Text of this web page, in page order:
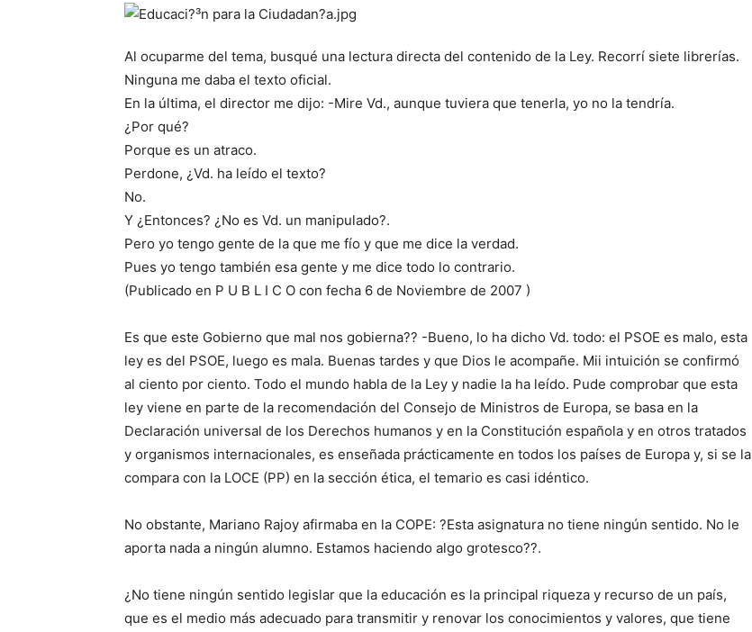
Al ocuparme del tema, busqué una lectura directa del contenido de la Ley. Recorrí siete librerías.
Ninguna me daba el texto oficial.
En la última, el director me dijo: -Mire Vd., aunque tuviera que tenerla, yo no la tendría.
¿Por qué?
Porque es un atraco.
Perdone, ¿Vd. ha leído el texto?
No.
Y ¿Entonces? ¿No es Vd. un manipulado?.
Pero yo tengo gente de la que me fío y que me dice la verdad.
Pues yo tengo también esa gente y me dice todo lo contrario.
(Publicado en P U B L I C O con fecha 6 de Noviembre de 2007 )
Es que este Gobierno que mal nos gobierna?? -Bueno, lo ha dicho Vd. todo: el PSOE es malo, esta
ley es del PSOE, luego es mala. Buenas tardes y que Dios le acompañe. Mii intuición se confirmó
al ciento por ciento. Todo el mundo habla de la Ley y nadie la ha leído. Pude comprobar que esta
ley viene en parte de la recomendación del Consejo de Ministros de Europa, se basa en la
Declaración universal de los Derechos humanos y en la Constitución española y en otros tratados
y organismos internacionales, es enseñada prácticamente en todos los países de Europa y, si se la
compara con la LOCE (PP) en la sección ética, el temario es casi idéntico.
No obstante, Mariano Rajoy afirmaba en la COPE: ?Esta asignatura no tiene ningún sentido. No le
aporta nada a ningún alumno. Estamos haciendo algo grotesco??.
¿No tiene ningún sentido legislar que la educación es la principal riqueza y recurso de un país,
que es el medio más adecuado para transmitir y renovar los conocimientos y valores, que tiene